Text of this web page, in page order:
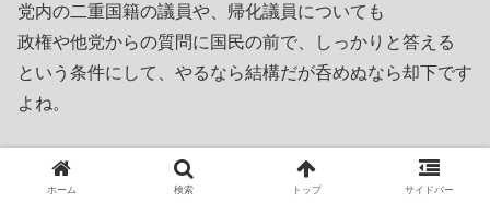
党内の二重国籍の議員や、帰化議員についても
政権や他党からの質問に国民の前で、しっかりと答える
という条件にして、やるなら結構だが呑めぬなら却下です
よね。
防衛大臣代わるそうですが、親台湾だそうでそこはいいで
すがホーム 検索 トップ サイドバー